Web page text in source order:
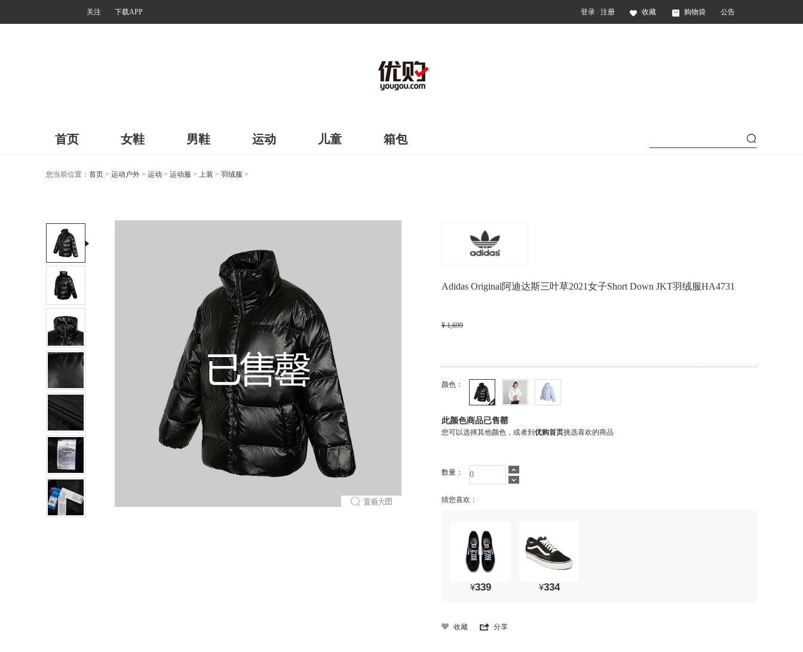
关注 下载APP 登录 / 注册 收藏 购物袋 公告
首页 女鞋 男鞋 运动 儿童 箱包
您当前位置： 首页 > 运动户外 > 运动 > 运动服 > 上装 > 羽绒服 >
Adidas Original阿迪达斯三叶草2021女子Short Down JKT羽绒服HA4731
¥ 1,699
颜色：
此颜色商品已售罄
您可以选择其他颜色，或者到 优购首页挑选喜欢的商品
数量：
猜您喜欢：
¥339 ¥334
收藏 分享